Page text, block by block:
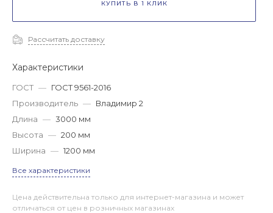
КУПИТЬ В 1 КЛИК
Рассчитать доставку
Характеристики
ГОСТ — ГОСТ 9561-2016
Производитель — Владимир 2
Длина — 3000 мм
Высота — 200 мм
Ширина — 1200 мм
Все характеристики
Цена действительна только для интернет-магазина и может
отличаться от цен в розничных магазинах